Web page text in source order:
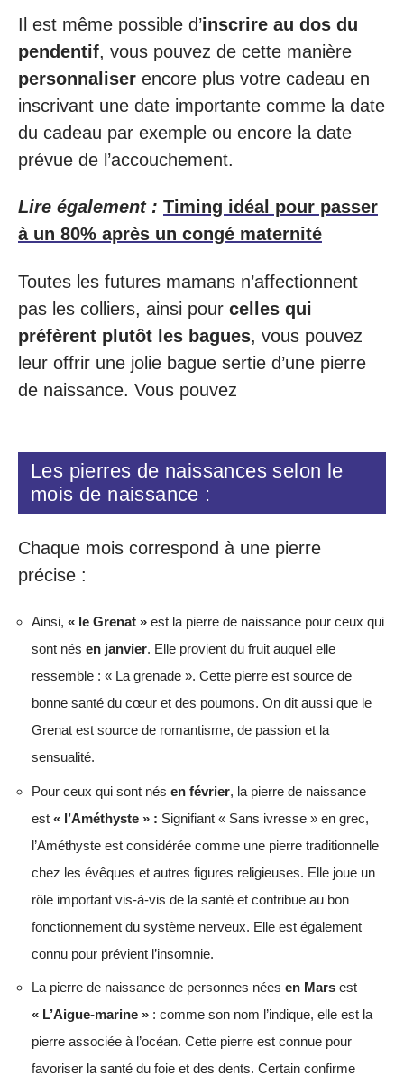
Il est même possible d’inscrire au dos du
pendentif, vous pouvez de cette manière
personnaliser encore plus votre cadeau en
inscrivant une date importante comme la date
du cadeau par exemple ou encore la date
prévue de l’accouchement.
Lire également : Timing idéal pour passer
à un 80% après un congé maternité
Toutes les futures mamans n’affectionnent
pas les colliers, ainsi pour celles qui
préfèrent plutôt les bagues, vous pouvez
leur offrir une jolie bague sertie d’une pierre
de naissance. Vous pouvez
Les pierres de naissances selon le
mois de naissance :
Chaque mois correspond à une pierre
précise :
Ainsi, « le Grenat » est la pierre de naissance pour ceux qui
sont nés en janvier. Elle provient du fruit auquel elle
ressemble : « La grenade ». Cette pierre est source de
bonne santé du cœur et des poumons. On dit aussi que le
Grenat est source de romantisme, de passion et la
sensualité.
Pour ceux qui sont nés en février, la pierre de naissance
est « l’Améthyste » : Signifiant « Sans ivresse » en grec,
l’Améthyste est considérée comme une pierre traditionnelle
chez les évêques et autres figures religieuses. Elle joue un
rôle important vis-à-vis de la santé et contribue au bon
fonctionnement du système nerveux. Elle est également
connu pour prévient l’insomnie.
La pierre de naissance de personnes nées en Mars est
« L’Aigue-marine » : comme son nom l’indique, elle est la
pierre associée à l’océan. Cette pierre est connue pour
favoriser la santé du foie et des dents. Certain confirme